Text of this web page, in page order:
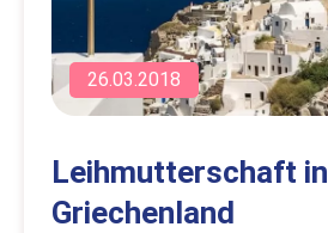
26.03.2018
Leihmutterschaft in
Griechenland